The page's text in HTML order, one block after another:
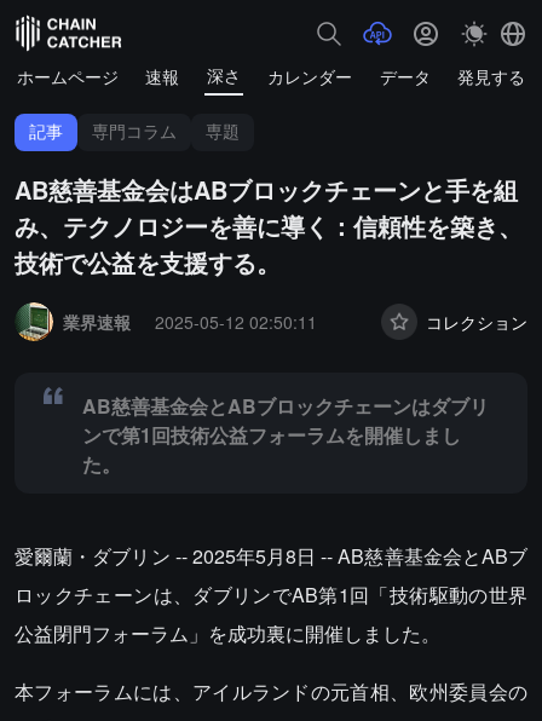
ホームページ 速報 深さ カレンダー データ 発見する
記事 専門コラム 専題
AB慈善基金会はABブロックチェーンと手を組
み、テクノロジーを善に導く：信頼性を築き、
技術で公益を支援する。
業界速報
2025-05-12 02:50:11 コレクション
AB慈善基金会とABブロックチェーンはダブリ
ンで第1回技術公益フォーラムを開催しまし
た。
愛爾蘭・ダブリン -- 2025年5月8日 -- AB慈善基金会とABブ
ロックチェーンは、ダブリンでAB第1回「技術駆動の世界
公益閉門フォーラム」を成功裏に開催しました。
本フォーラムには、アイルランドの元首相、欧州委員会の